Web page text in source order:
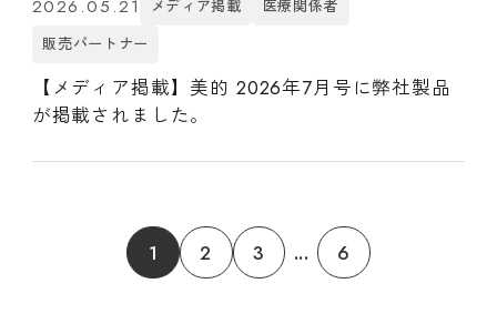
2026.05.21 メディア掲載
医療関係者
販売パートナー
【メディア掲載】美的 2026年7月号に弊社製品
が掲載されました。
1 2 3 ... 6